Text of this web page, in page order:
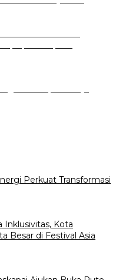
Perkuat Transformasi
Inklusivitas, Kota
Besar di Festival Asia